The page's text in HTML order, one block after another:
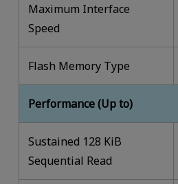
Maximum Interface
Speed
Flash Memory Type
Performance (Up to)
Sustained 128 KiB
Sequential Read